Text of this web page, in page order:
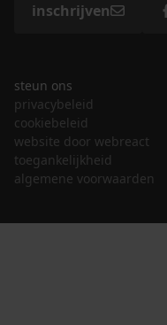
inschrijven
steun ons
privacybeleid
cookiebeleid
website door webreact
toegankelijkheid
algemene voorwaarden